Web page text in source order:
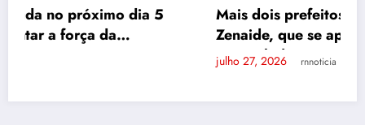
Mais dois prefeitos anunciam apoio a
Zenaide, que se aproxima de 110 gestores